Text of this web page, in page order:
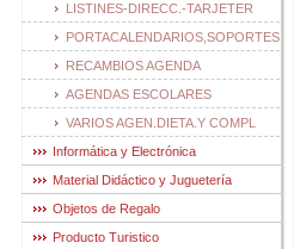
LISTINES-DIRECC.-TARJETER
PORTACALENDARIOS,SOPORTES
RECAMBIOS AGENDA
AGENDAS ESCOLARES
VARIOS AGEN.DIETA.Y COMPL
Informática y Electrónica
Material Didáctico y Juguetería
Objetos de Regalo
Producto Turistico